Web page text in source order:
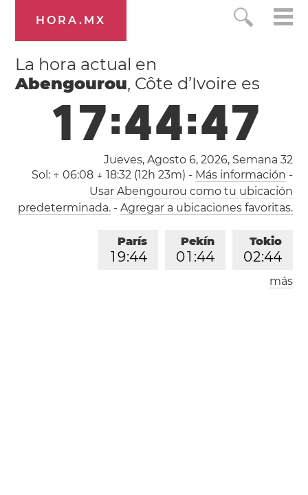
HORA.MX
La hora actual en
Abengourou, Côte d’Ivoire es
17:44:48
Jueves, Agosto 6, 2026, Semana 32
Sol: ↑ 06:08 ↓ 18:32 (12h 23m) - Más información -
Usar Abengourou como tu ubicación
predeterminada.- Agregar a ubicaciones favoritas.
Tokio
02:44
Pekín
01 :44
París
1 9:44
Londres
más